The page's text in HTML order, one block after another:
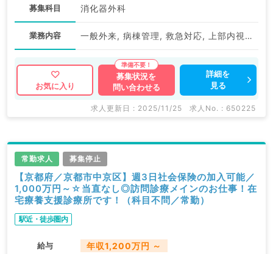
募集科目 消化器外科
業務内容 一般外来, 病棟管理, 救急対応, 上部内視鏡検査（ＧＦ）, 下部内視鏡検査（ＣＦ）
お気に入り
募集状況を
問い合わせる
詳細を
見る
求人更新日 : 2025/11/25 求人No. : 650225
常勤求人 募集停止
【京都府／京都市中京区】週3日社会保険の加入可能／
1,000万円～☆当直なし◎訪問診療メインのお仕事！在
宅療養支援診療所です！（科目不問／常勤）
駅近・徒歩圏内
給与 年収1,200万円 ～